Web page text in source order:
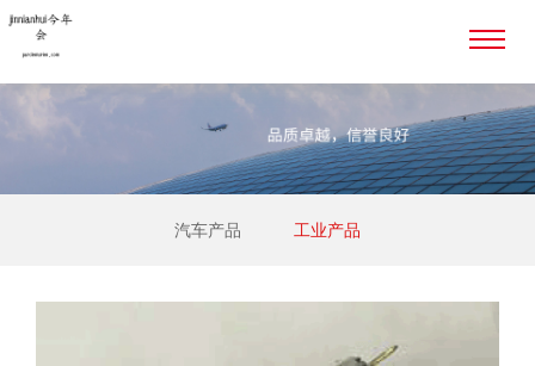
汽车产品 工业产品